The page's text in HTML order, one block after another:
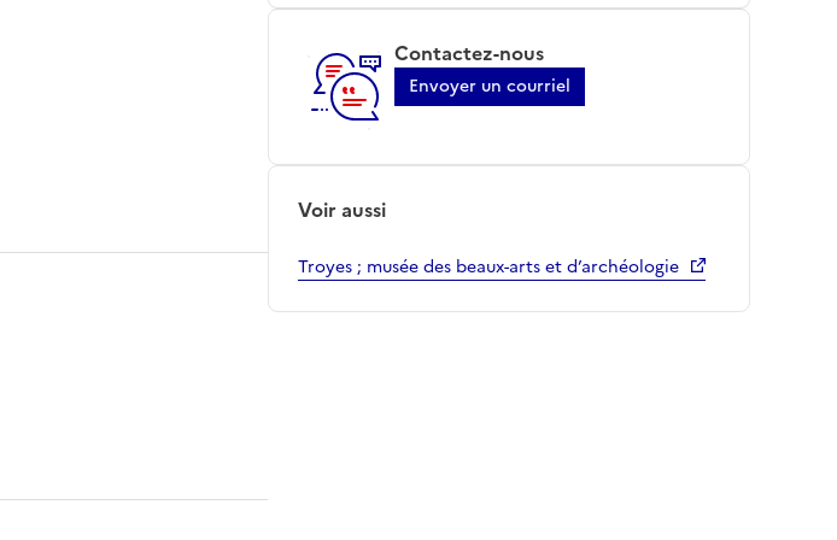
Contactez-nous
Envoyer un courriel
Voir aussi
Troyes ; musée des beaux-arts et d’archéologie